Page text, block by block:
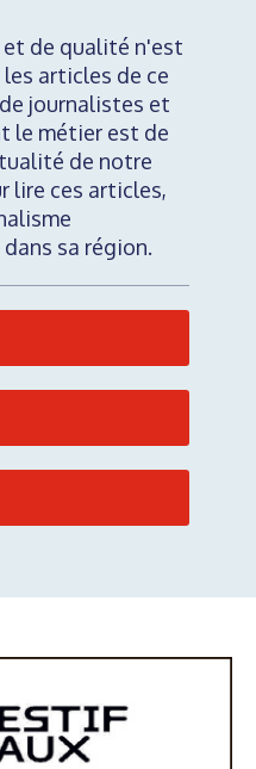
de qualité n'est
articles de ce
journalistes et
le métier est de
de notre
lire ces articles,
sa région.